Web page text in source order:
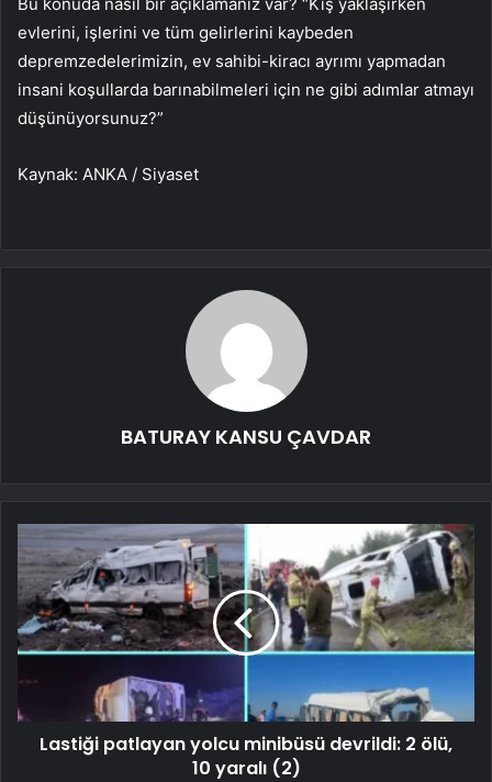
evlerini, işlerini ve tüm gelirlerini kaybeden
depremzedelerimizin, ev sahibi-kiracı ayrımı yapmadan
insani koşullarda barınabilmeleri için ne gibi adımlar atmayı
düşünüyorsunuz?”
Kaynak: ANKA / Siyaset
BATURAY KANSU ÇAVDAR
Lastiği patlayan yolcu minibüsü devrildi: 2 ölü,
10 yaralı (2)